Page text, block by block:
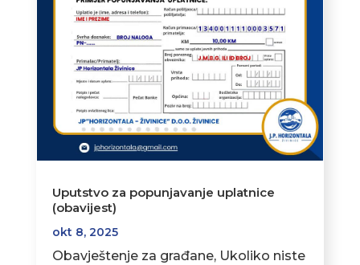
Uputstvo za popunjavanje uplatnice
(obavijest)
okt 8, 2025
Obavještenje za građane, Ukoliko niste